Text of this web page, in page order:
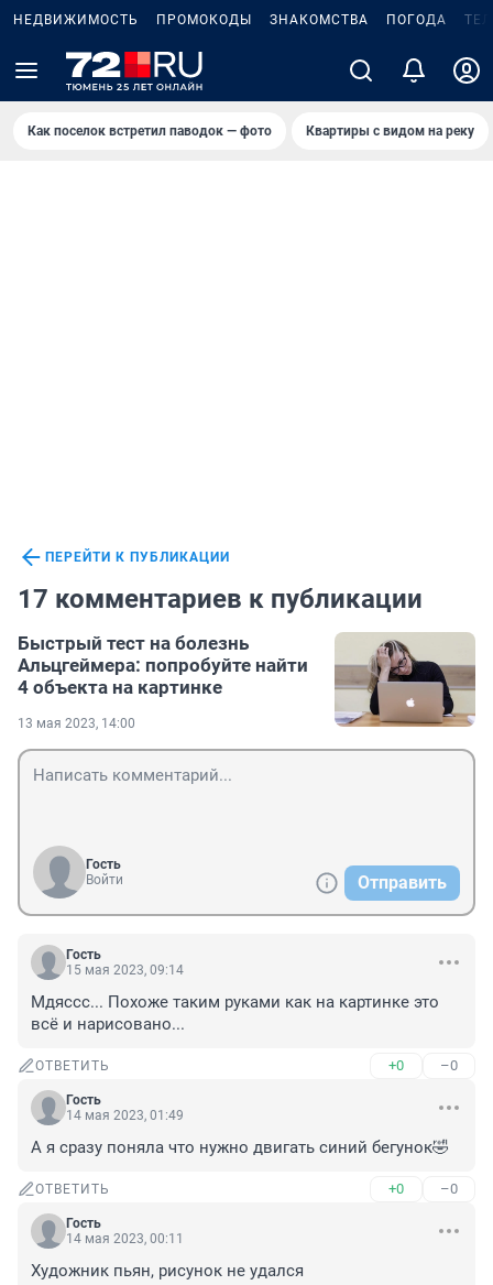
НЕДВИЖИМОСТЬ ПРОМОКОДЫ ЗНАКОМСТВА ПОГОДА
Как поселок встретил паводок — фото Квартиры с видом на реку
ПЕРЕЙТИ К ПУБЛИКАЦИИ
17 комментариев к публикации
Быстрый тест на болезнь
Альцгеймера: попробуйте найти
4 объекта на картинке
13 мая 2023, 14:00
Гость
Войти
Отправить
Гость
15 мая 2023, 09:14
Мдяссс... Похоже таким руками как на картинке это
всё и нарисовано...
ОТВЕТИТЬ +0 –0
Гость
14 мая 2023, 01:49
А я сразу поняла что нужно двигать синий бегунок🤣
ОТВЕТИТЬ +0 –0
Гость
14 мая 2023, 00:11
Художник пьян, рисунок не удался